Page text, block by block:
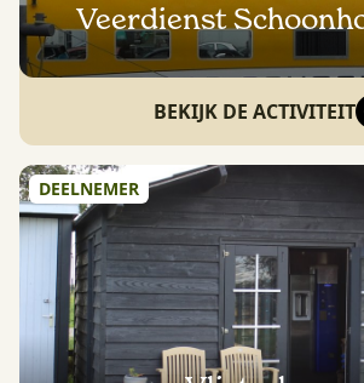
Veerdienst
BEKIJK DE ACTIVITEIT
DEELNEMER